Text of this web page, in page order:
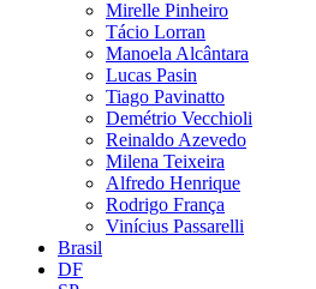
Mirelle Pinheiro
Tácio Lorran
Manoela Alcântara
Lucas Pasin
Tiago Pavinatto
Demétrio Vecchioli
Reinaldo Azevedo
Milena Teixeira
Alfredo Henrique
Rodrigo França
Vinícius Passarelli
Brasil
DF